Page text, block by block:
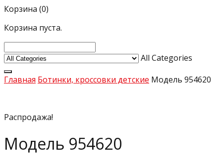
Корзина (0)
Корзина пуста.
All Categories
Главная Ботинки, кроссовки детские Модель 954620
Распродажа!
Модель 954620